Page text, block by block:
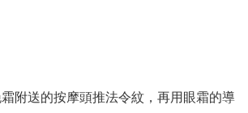
附送的按摩頭推法令紋，再用眼霜的導